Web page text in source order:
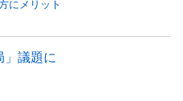
にメリット
」議題に